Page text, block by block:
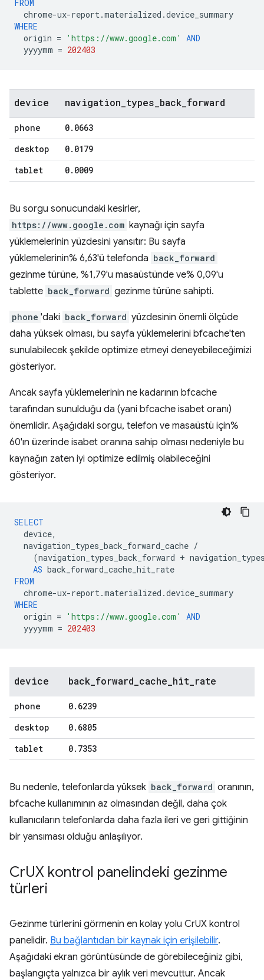
FROM
chrome-ux-report.materialized .device_summary
WHERE
origin = 'https://www.google.com'
AND
yyyymm = 202403
device navigation types back forward
phone 0. 0663
desktop
0. 0179
tablet
0. 0009
Bu sorgu sonucundaki kesirler,
https://www.google.com kaynağı için sayfa
yüklemelerinin yüzdesini yansıtır: Bu sayfa
yüklemelerinin% 6,63'ü telefonda back_forward
gezinme türüne, %1,79'u masaüstünde ve% 0,09'u
tablette back_forward gezinme türüne sahipti.
phone 'daki back_forward yüzdesinin önemli ölçüde
daha yüksek olması, bu sayfa yüklemelerini bfcache'ten
sunulabilecek şekilde optimize etmeyi deneyebileceğimizi
gösteriyor.
Ancak sayfa yüklemelerinin ne kadarının bfcache
tarafından sunulduğu da (yani bfcache isabet oranı)
önemlidir. Aşağıdaki sorgu, telefon ve masaüstü için%
60'ın üzerinde isabet oranına sahip olması nedeniyle bu
kaynağın zaten iyi optimize edilmiş olabileceğini
gösteriyor.
SELECT
device,
navigation_types_back_forward_cache /
(navigation_types_back_forward +
AS back_forward_cache_hit_rate
FROM
chrome-ux-report.materialized .device_summary
WHERE
origin = 'https://www.google.com'
AND
yyyymm = 202403
device back forward cache hit rate
phone 0. 6239
desktop
0. 6805
tablet
0. 7353
Bu nedenle, telefonlarda yüksek back_forward oranının,
bfcache kullanımının az olmasından değil, daha çok
kullanıcıların telefonlarda daha fazla ileri ve geri gittiğinin
bir yansıması olduğu anlaşılıyor.
CrUX kontrol panelindeki gezinme
türleri
Gezinme türlerini görmenin en kolay yolu CrUX kontrol
panelidir. Bu bağlantıdan bir kaynak için erişilebilir.
Aşağıdaki ekran görüntüsünde de görebileceğiniz gibi,
başlangıçta yalnızca bir aylık veri mevcuttur. Ancak